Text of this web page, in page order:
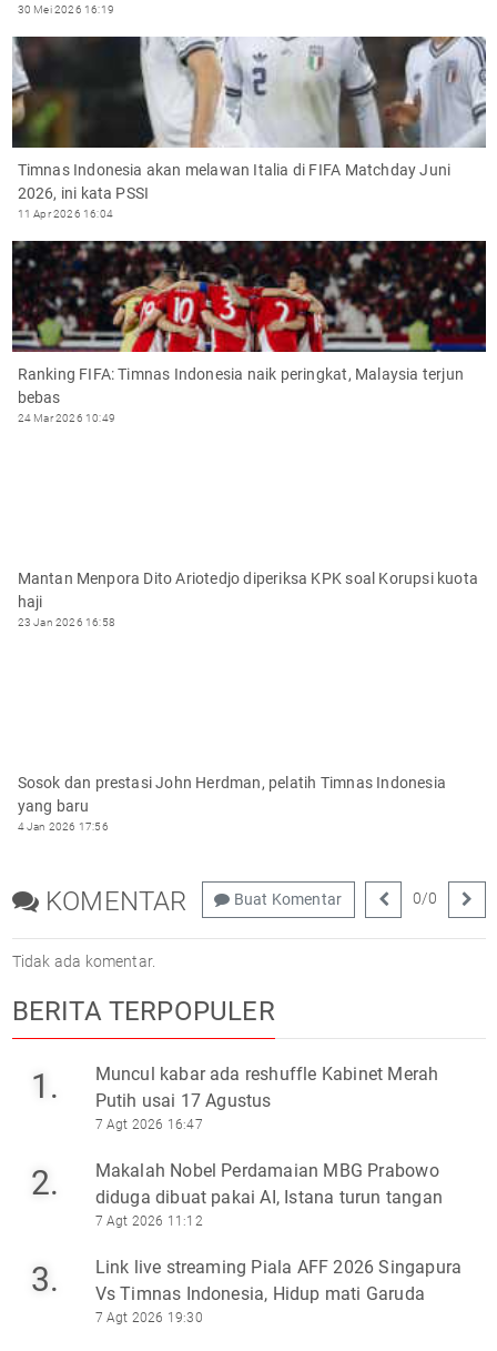
30 Mei 2026 16:19
Timnas Indonesia akan melawan Italia di FIFA Matchday Juni
2026, ini kata PSSI
11 Apr 2026 16:04
Ranking FIFA: Timnas Indonesia naik peringkat, Malaysia terjun
bebas
24 Mar 2026 10:49
Mantan Menpora Dito Ariotedjo diperiksa KPK soal Korupsi kuota
haji
23 Jan 2026 16:58
Sosok dan prestasi John Herdman, pelatih Timnas Indonesia
yang baru
4 Jan 2026 17:56
KOMENTAR Buat Komentar 0/0
Tidak ada komentar.
BERITA TERPOPULER
1.
Muncul kabar ada reshuffle Kabinet Merah
Putih usai 17 Agustus
7 Agt 2026 16:47
2.
Makalah Nobel Perdamaian MBG Prabowo
diduga dibuat pakai AI, Istana turun tangan
7 Agt 2026 11:12
3.
Link live streaming Piala AFF 2026 Singapura
Vs Timnas Indonesia, Hidup mati Garuda
7 Agt 2026 19:30